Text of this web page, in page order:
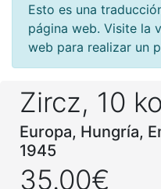
Esto es una
página web. Visite la
web para realizar un
Zircz, 10
Europa, Hungría,
1945
35.00€